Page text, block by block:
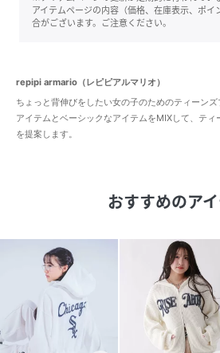
アイテムページの内容（価格、在庫表示、ポ
合がございます。ご注意ください。
repipi armario（レピピアルマリオ）
ちょっと背伸びをしたい女の子のためのティーン
アイテムとベーシックなアイテムをMIXして、テ
を提案します。
おすすめのア